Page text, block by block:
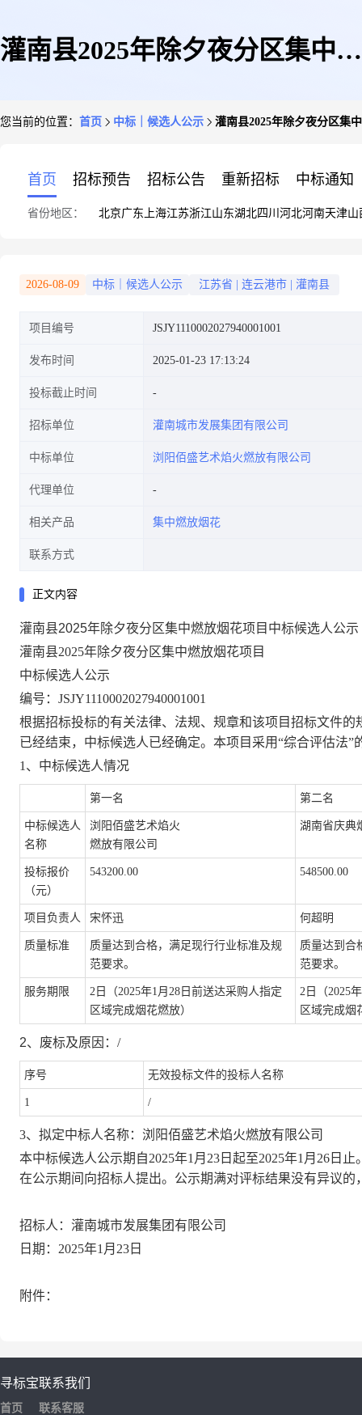
灌南县2025年除夕夜分区集中燃
您当前的位置： 首页 中标｜候选人公示 灌南县2025年除夕夜分区集
首页 招标预告 招标公告 重新招标 中标通知
省份地区： 北京广东 上海江苏浙江山东湖北四川 河北河南天津山
2026-08-09 中标｜候选人公示 江苏省 连云港市 灌南县
项目编号 JSJY1110002027940001001
发布时间 2025-01-23 17:13:24
投标截止时间
招标单位 灌南城市发展集团有限公司
中标单位 浏阳佰盛艺术焰火燃放有限公司
代理单位
相关产品 集中燃放烟花
联系方式
正文内容
灌南县2025年除夕夜分区集中燃放烟花项目中标候选人公示
灌南县2025年除夕夜分区集中燃放烟花项目
中标候选人公示
编号 ： JSJY1110002027940001001
根据招标投标的有关法律、法规、 规章和该项目招标文件的
已经结束，中标候选人已经确定。 本项目 采用“综合评估法”
1、 中标候选人情况
第一名 第二名
中标候选人
名称
浏阳佰盛艺术焰火
燃放有限公司
湖南省庆典
投标报价
（元）
543200.00 548500.00
项目负责人 宋怀迅 何超明
质量标准
质量达到合格，满足现行行业标准及规
范要求。
质量达到合
范要求。
服务期限
2日（2025年1月28日前送达采购人指定
区域完成烟花燃放）
2日（2025
区域完成烟
2、 废标及原因 ： /
序号 无效投标文件的投标人名称
1 /
3、 拟定中标人名称： 浏阳佰盛艺术焰火燃放有限公司
本中标候选人公示期自2025年1月23日 起至2025年1 月 26 日 止
在公示期间向招标人提出。公示期满对评标结果没有异议的
招标人 ： 灌南城市发展集团有限公司
日期 ： 2025年1 月 23 日
附件：
寻标宝
首页
联系我们
联系客服